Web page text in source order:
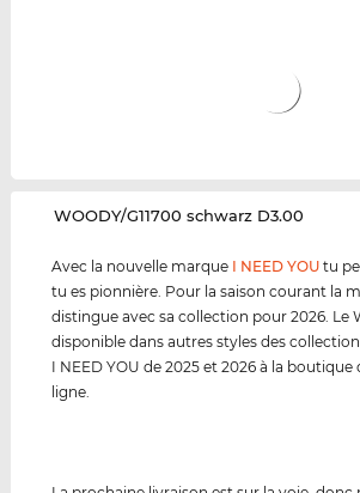
‌WOODY/G11700 schwarz D3.00
Avec la nouvelle marque I NEED YOU tu
tu es pionnière. Pour la saison courant la
distingue avec sa collection pour 2026. Le
disponible dans autres styles des
I NEED YOU de 2025 et 2026 à la boutique
ligne.